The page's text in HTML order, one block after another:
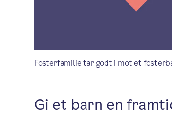
Fosterfamilie tar godt i mot et
Gi et barn en